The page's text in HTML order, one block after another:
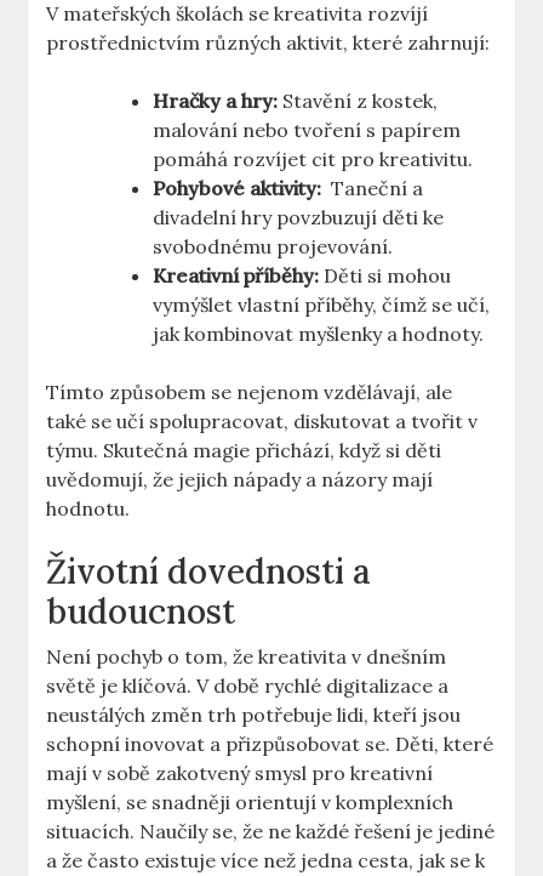
V mateřských školách se ​kreativita rozvíjí
prostřednictvím ⁤různých aktivit, které⁣ zahrnují:
Hračky a hry: ⁤Stavění z kostek,
‍malování nebo tvoření s papírem⁢
pomáhá rozvíjet cit pro kreativitu.
Pohybové ⁣aktivity: ⁤ Taneční a
divadelní hry povzbuzují děti ke
svobodnému projevování.
Kreativní příběhy: Děti si mohou
vymýšlet vlastní příběhy, čímž se učí,
jak kombinovat ⁤myšlenky a hodnoty.
Tímto způsobem se nejenom vzdělávají, ale
také se ⁢učí‍ spolupracovat, diskutovat a tvořit v
týmu.⁤ Skutečná magie přichází, když si děti
uvědomují, že jejich nápady a názory mají
hodnotu.
Životní dovednosti a
budoucnost
Není pochyb o tom, že kreativita v dnešním
světě je klíčová. V době rychlé digitalizace a
neustálých změn trh potřebuje​ lidi, kteří​ jsou
schopní⁢ inovovat a⁢ přizpůsobovat se. Děti,‍ které
mají v sobě zakotvený smysl pro kreativní
myšlení, se snadněji orientují‍ v komplexních
situacích. Naučily se, že ne každé řešení je jediné
a že často existuje více než jedna cesta, jak se k